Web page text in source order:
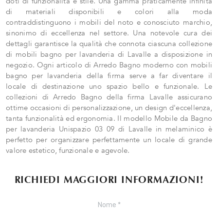
di materiali disponibili e colori alla moda
contraddistinguono i mobili del noto e conosciuto marchio,
sinonimo di eccellenza nel settore. Una notevole cura dei
dettagli garantisce la qualità che connota ciascuna collezione
di mobili bagno per lavanderia di Lavalle a disposizione in
negozio. Ogni articolo di Arredo Bagno moderno con mobili
bagno per lavanderia della firma serve a far diventare il
locale di destinazione uno spazio bello e funzionale. Le
collezioni di Arredo Bagno della firma Lavalle assicurano
ottime occasioni di personalizzazione, un design d'eccellenza,
tanta funzionalità ed ergonomia. Il modello Mobile da Bagno
per lavanderia Unispazio 03 09 di Lavalle in melaminico è
perfetto per organizzare perfettamente un locale di grande
valore estetico, funzionale e agevole.
RICHIEDI MAGGIORI INFORMAZIONI!